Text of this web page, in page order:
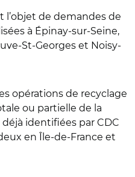
l’objet de demandes de
à Épinay-sur-Seine,
St-Georges et Noisy-
opérations de recyclage
ou partielle de la
identifiées par CDC
en Île-de-France et